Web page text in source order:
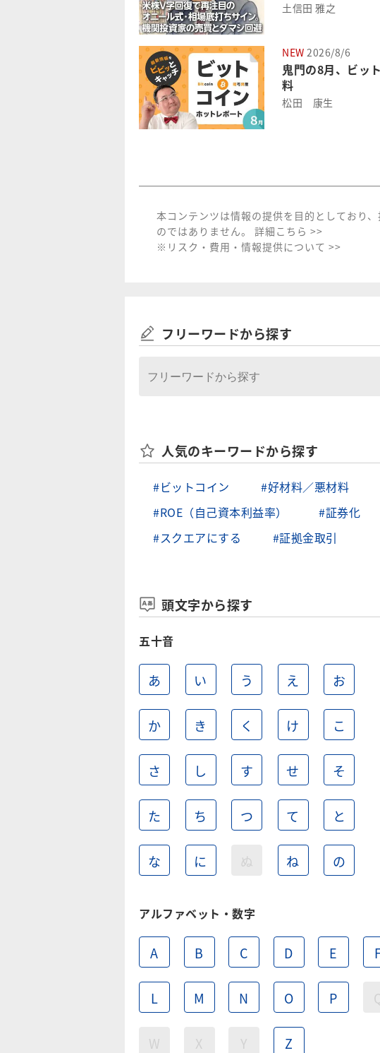
土信田 雅之
NEW 2026/8/6
鬼門の8月、ビッ
料
松田 康生
本コンテンツは情報の提供を目的としており
のではありません。 詳細こちら >>
※リスク・費用・情報提供について >>
フリーワードから探す
人気のキーワードから探す
#ビットコイン #好材料／悪材料
#ROE（自己資本利益率）
#証券化
#スクエアにする
#証拠金取引
頭文字から探す
五十音
あ い う え お
か き く け こ
さ し す せ そ
た ち つ て と
な に ぬ ね の
アルファベット・数字
A B C D E
L M N O P
W X Y Z